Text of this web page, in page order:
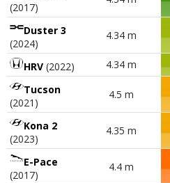
(2017)
Duster 3
(2024)
4.34 m
HRV (2022) 4.34 m
Tucson
(2021)
4.5 m
Kona 2
(2023)
4.35 m
E-Pace
(2017)
4.4 m